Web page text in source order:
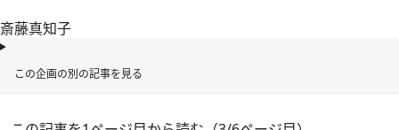
斎藤真知子
この企画の別の記事を見る